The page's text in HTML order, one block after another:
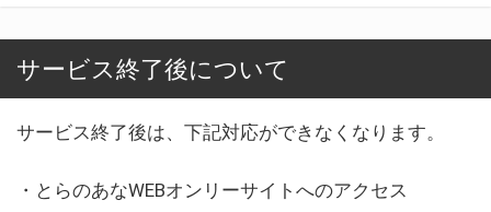
サービス終了後について
サービス終了後は、下記対応ができなくなります。
・とらのあなWEBオンリーサイトへのアクセス